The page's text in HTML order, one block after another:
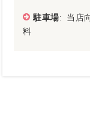
駐車場: 当店
料